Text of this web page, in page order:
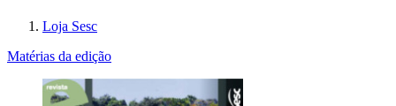
Loja Sesc
Matérias da edição